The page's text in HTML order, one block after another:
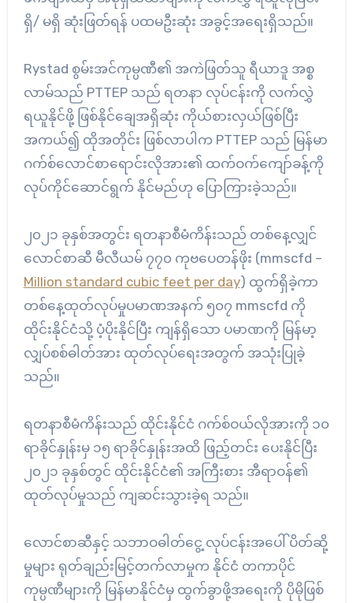
ရှိ/ မရှိ ဆုံးဖြတ်ရန် ပထမဦးဆုံး အခွင့်အရေးရှိသည်။
Rystad စွမ်းအင်ကုမ္ပဏီ၏ အကဲဖြတ်သူ ရီယာဒူ အစ္စ
လာမ်သည် PTTEP သည် ရတနာ လုပ်ငန်းကို လက်လွှဲ
ရယူနိုင်ဖို့ ဖြစ်နိုင်ချေအရှိဆုံး ကိုယ်စားလှယ်ဖြစ်ပြီး
အကယ်၍ ထိုအတိုင်း ဖြစ်လာပါက PTTEP သည် မြန်မာ
ဂက်စ်လောင်စာရောင်းလိုအား၏ ထက်ဝက်ကျော်ခန့်ကို
လုပ်ကိုင်ဆောင်ရွက် နိုင်မည်ဟု ပြောကြားခဲ့သည်။
၂၀၂၁ ခုနှစ်အတွင်း ရတနာစီမံကိန်းသည် တစ်နေ့လျှင်
လောင်စာဆီ မီလီယမ် ၇၇၀ ကုဗပေတန်ဖိုး (mmscfd –
Million standard cubic feet per day) ထွက်ရှိခဲ့ကာ
တစ်နေ့ထုတ်လုပ်မှုပမာဏအနက် ၅၀၇ mmscfd ကို
ထိုင်းနိုင်ငံသို့ ပံ့ပိုးနိုင်ပြီး ကျန်ရှိသော ပမာဏကို မြန်မာ့
လျှပ်စစ်ဓါတ်အား ထုတ်လုပ်ရေးအတွက် အသုံးပြုခဲ့
သည်။
ရတနာစီမံကိန်းသည် ထိုင်းနိုင်ငံ ဂက်စ်ဝယ်လိုအားကို ၁၀
ရာခိုင်နှုန်းမှ ၁၅ ရာခိုင်နှုန်းအထိ ဖြည့်တင်း ပေးနိုင်ပြီး
၂၀၂၁ ခုနှစ်တွင် ထိုင်းနိုင်ငံ၏ အကြီးစား အီရာဝန်၏
ထုတ်လုပ်မှုသည် ကျဆင်းသွားခဲ့ရ သည်။
လောင်စာဆီနှင့် သဘာဝဓါတ်ငွေ့ လုပ်ငန်းအပေါ် ပိတ်ဆို့
မှုများ ရုတ်ချည်းမြင့်တက်လာမှုက နိုင်ငံ တကာပိုင်
ကုမ္ပဏီများကို မြန်မာနိုင်ငံမှ ထွက်ခွာဖို့အ‌ရေးကို ပိုမိုဖြစ်